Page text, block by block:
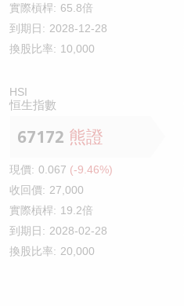
實際槓桿: 65.8倍
到期日: 2028-12-28
換股比率: 10,000
HSI
恒生指數
67172 熊證
現價: 0.067 (-9.46%)
收回價: 27,000
實際槓桿: 19.2倍
到期日: 2028-02-28
換股比率: 20,000